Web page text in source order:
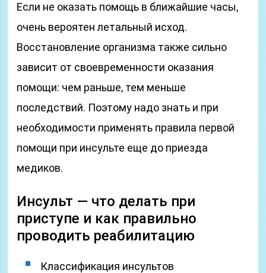
Если не оказать помощь в ближайшие часы,
очень вероятен летальный исход.
Восстановление организма также сильно
зависит от своевременности оказания
помощи: чем раньше, тем меньше
последствий. Поэтому надо знать и при
необходимости применять правила первой
помощи при инсульте еще до приезда
медиков.
Инсульт — что делать при
приступе и как правильно
проводить реабилитацию
Классификация инсультов